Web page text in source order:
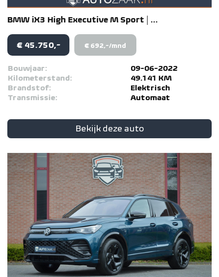
BMW iX3 High Executive M Sport | ...
€ 45.750,- € 692,-/mnd
Bouwjaar:
09-06-2022
Kilometerstand:
49.141 KM
Brandstof:
Elektrisch
Transmissie:
Automaat
Bekijk deze auto